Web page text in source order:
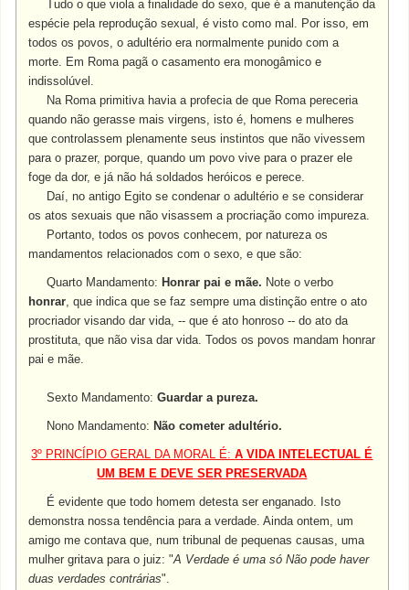
Tudo o que viola a finalidade do sexo, que é a manutenção da
espécie pela reprodução sexual, é visto como mal. Por isso, em
todos os povos, o adultério era normalmente punido com a
morte. Em Roma pagã o casamento era monogâmico e
indissolúvel.
Na Roma primitiva havia a profecia de que Roma pereceria
quando não gerasse mais virgens, isto é, homens e mulheres
que controlassem plenamente seus instintos que não vivessem
para o prazer, porque, quando um povo vive para o prazer ele
foge da dor, e já não há soldados heróicos e perece.
Daí, no antigo Egito se condenar o adultério e se considerar
os atos sexuais que não visassem a procriação como impureza.
Portanto, todos os povos conhecem, por natureza os
mandamentos relacionados com o sexo, e que são:
Quarto Mandamento: Honrar pai e mãe. Note o verbo
honrar, que indica que se faz sempre uma distinção entre o ato
procriador visando dar vida, -- que é ato honroso -- do ato da
prostituta, que não visa dar vida. Todos os povos mandam honrar
pai e mãe.
Sexto Mandamento:Guardar a pureza.
Nono Mandamento: Não cometer adultério.
3º PRINCÍPIO GERAL DA MORAL É:A VIDA INTELECTUAL É
UM BEM E DEVE SER PRESERVADA
É evidente que todo homem detesta ser enganado. Isto
demonstra nossa tendência para a verdade. Ainda ontem, um
amigo me contava que, num tribunal de pequenas causas, uma
mulher gritava para o juiz: "A Verdade é uma só Não pode haver
duas verdades contrárias".